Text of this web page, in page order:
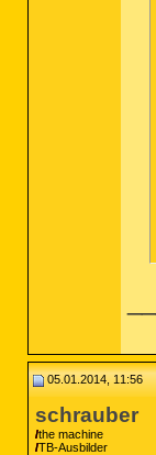
05.01.2014, 11:56
schrauber
the machine
TB-Ausbilder